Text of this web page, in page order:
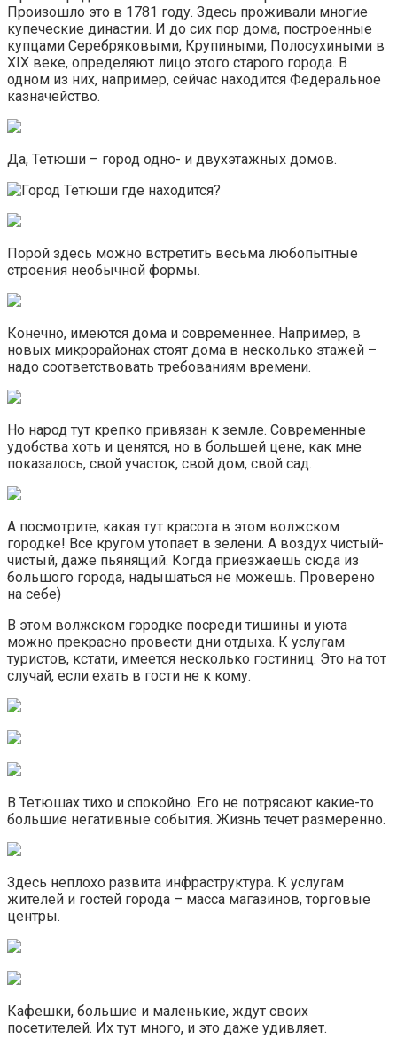
Произошло это в 1781 году. Здесь проживали многие
купеческие династии. И до сих пор дома, построенные
купцами Серебряковыми, Крупиными, Полосухиными в
XIX веке, определяют лицо этого старого города. В
одном из них, например, сейчас находится Федеральное
казначейство.
Да, Тетюши – город одно- и двухэтажных домов.
Порой здесь можно встретить весьма любопытные
строения необычной формы.
Конечно, имеются дома и современнее. Например, в
новых микрорайонах стоят дома в несколько этажей –
надо соответствовать требованиям времени.
Но народ тут крепко привязан к земле. Современные
удобства хоть и ценятся, но в большей цене, как мне
показалось, свой участок, свой дом, свой сад.
А посмотрите, какая тут красота в этом волжском
городке! Все кругом утопает в зелени. А воздух чистый-
чистый, даже пьянящий. Когда приезжаешь сюда из
большого города, надышаться не можешь. Проверено
на себе)
В этом волжском городке посреди тишины и уюта
можно прекрасно провести дни отдыха. К услугам
туристов, кстати, имеется несколько гостиниц. Это на тот
случай, если ехать в гости не к кому.
В Тетюшах тихо и спокойно. Его не потрясают какие-то
большие негативные события. Жизнь течет размеренно.
Здесь неплохо развита инфраструктура. К услугам
жителей и гостей города – масса магазинов, торговые
центры.
Кафешки, большие и маленькие, ждут своих
посетителей. Их тут много, и это даже удивляет.